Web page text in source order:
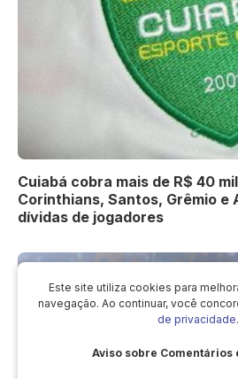
Cuiabá cobra mais de R$ 40
Corinthians, Santos, Grêmio e
dívidas de jogadores
Este site utiliza cookies para
navegação. Ao continuar, você
de privacidade.
Aviso sobre Comentários